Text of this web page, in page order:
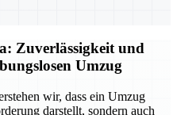
Zuverlässigkeit und
Umzug
wir, dass ein Umzug
darstellt, sondern auch